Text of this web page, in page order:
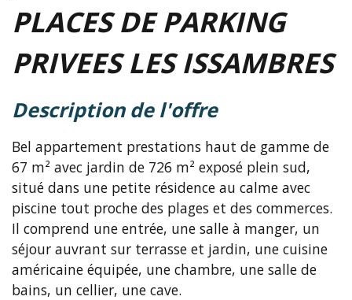
PLACES DE PARKING
PRIVEES LES ISSAMBRES
description de l'offre
Bel appartement prestations haut de gamme de
67 m² avec jardin de 726 m² exposé plein sud,
situé dans une petite résidence au calme avec
piscine tout proche des plages et des commerces.
Il comprend une entrée, une salle à manger, un
séjour auvrant sur terrasse et jardin, une cuisine
américaine équipée, une chambre, une salle de
bains, un cellier, une cave.